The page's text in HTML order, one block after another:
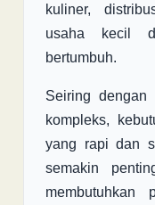
kuliner,
usaha kecil
bertumbuh.
Seiring dengan
kompleks,
yang rapi dan
semakin
membutuhkan